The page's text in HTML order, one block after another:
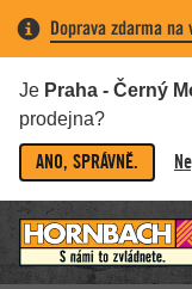
Doprava zdarma
Je Praha - Černý
prodejna?
ANO, SPRÁVNĚ.